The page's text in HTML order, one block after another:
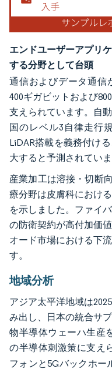
エンドユーザーアプリ
する分野として台頭
通信およびデータ通信
400ギガビットおよび
支えられています。自
国のレベル3自律走行
LiDAR搭載を義務付け
大すると予測されていま
産業加工は溶接・切断
療分野は皮膚科におけ
を示しました。ファイ
の防衛契約が高付加価
オード市場における下
す。
地域分析
アジア太平洋地域は
み出し、日本の統合サ
物半導体ウェーハ生産
の半導体刺激策に支え
フォンと5Gバックホー